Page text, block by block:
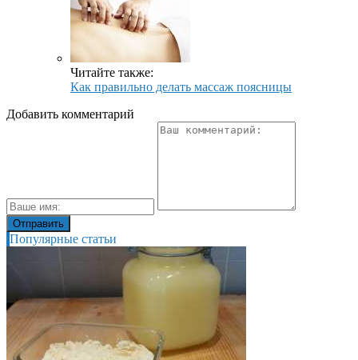
Читайте также:
Как правильно делать массаж поясницы
Добавить комментарий
Популярные статьи